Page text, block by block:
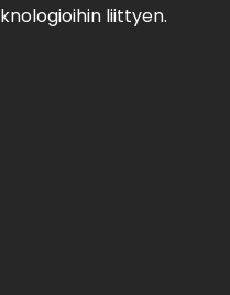
liittyen.